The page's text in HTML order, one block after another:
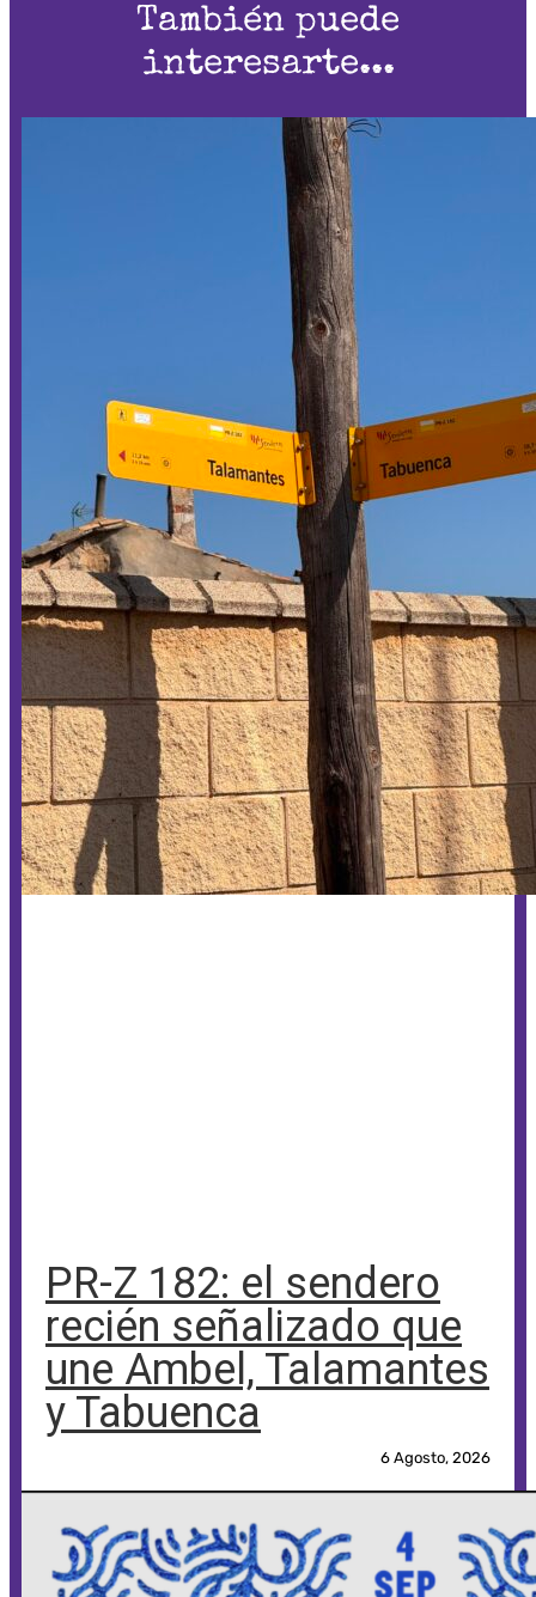
También puede
interesarte...
PR-Z 182: el sendero
recién señalizado que
une Ambel, Talamantes
y Tabuenca
6 Agosto, 2026